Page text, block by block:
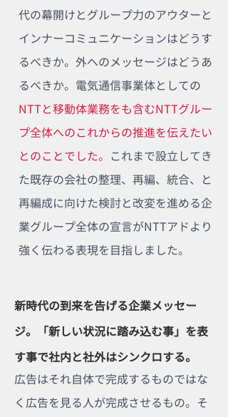
代の幕開けとグループ力のアウターと
インナーコミュニケーションはどうす
るべきか。外へのメッセージはどうあ
るべきか。電気通信事業体としての
NTTと移動体業務をも含むNTTグルー
プ全体へのこれからの推進を伝えたい
とのことでした。 これまで設立してき
た既存の会社の整理、再編、統合、と
再編成に向けた検討と改変を進める企
業グループ全体の宣言がNTTアドより
強く伝わる表現を目指しました。
新時代の到来を告げる企業メッセー
ジ。「新しい状況に踏み込む事」を表
す事で社内と社外はシンクロする。
広告はそれ自体で完成するものではな
く広告を見る人が完成させるもの。そ